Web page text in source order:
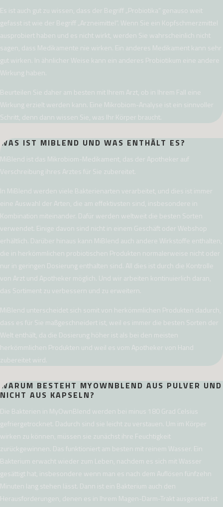
Es ist auch gut zu wissen, dass der Begriff „Probiotika“ genauso weit
gefasst ist wie der Begriff „Arzneimittel“. Wenn Sie ein Kopfschmerzmittel
ausprobiert haben und es nicht wirkt, werden Sie wahrscheinlich nicht
sagen, dass Medikamente nie wirken. Ein anderes Medikament kann sehr
gut wirken. In ähnlicher Weise kann ein anderes Probiotikum eine andere
Wirkung haben.
Beurteilen Sie daher am besten mit Ihrem Arzt, ob in Ihrem Fall eine
Wirkung erzielt werden kann. Eine Mikrobiom-Analyse ist ein sinnvoller
Schritt, denn dann wissen Sie, was Ihr Körper braucht.
WAS IST MIBLEND UND WAS ENTHÄLT ES?
MiBlend ist das Mikrobiom-Medikament, das der Apotheker auf
Verschreibung ihres Arztes für Sie zubereitet.
In MiBlend werden viele Bakterienarten verarbeitet, und dies ist immer
eine Auswahl der Arten, die am effektivsten sind, insbesondere in
Kombination miteinander. Dafür werden weltweit die besten Sorten
verwendet. Einige davon sind nicht in einem Geschäft oder Webshop
erhältlich. Darüber hinaus kann MiBlend auch andere Wirkstoffe enthalten,
die in herkömmlichen probiotischen Produkten normalerweise nicht oder
nur in geringen Dosierung enthalten sind. All dies ist durch die Kontrolle
von Arzt und Apotheker möglich. Und wir arbeiten kontinuierlich daran,
das Sortiment zu verbessern und zu erweitern.
MiBlend unterscheidet sich somit von herkömmlichen Produkten dadurch,
dass es für Sie maßgeschneidert ist, weil es immer die besten Sorten der
Welt enthält, da die Dosierung höher ist als bei den meisten
herkömmlichen Produkten und weil es vom Apotheker von Hand
zubereitet wird.
WARUM BESTEHT MYOWNBLEND AUS PULVER UND
NICHT AUS KAPSELN?
Die Bakterien in MyOwnBlend werden bei minus 180 Grad Celsius
gefriergetrocknet. Dadurch sind sie leicht zu verstauen. Um im Körper
wirken zu können, müssen sie zunächst ihre Feuchtigkeit
zurückgewinnen. Das funktioniert am besten mit reinem Wasser. Ein
Bakterium erwacht wieder zum Leben, nachdem es sich mit Wasser
gesättigt hat, insbesondere wenn man es nach dem Auflösen fünfzehn
Minuten lang stehen lässt. Dann ist ein Bakterium auch den
Herausforderungen, denen es in Ihrem Magen-Darm-Trakt ausgesetzt ist